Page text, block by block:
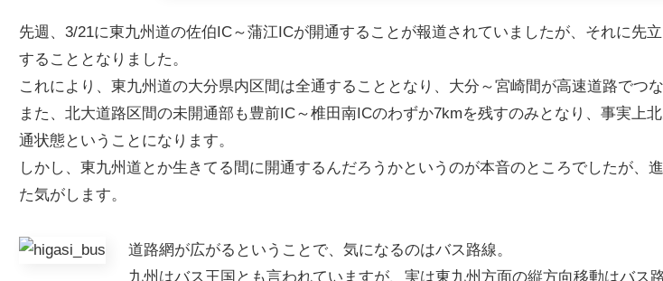
先週、3/21に東九州道の佐伯IC～蒲江ICが開通することが報道されていましたが、それに先
することとなりました。
これにより、東九州道の大分県内区間は全通することとなり、大分～宮崎間が高速道路でつな
また、北大道路区間の未開通部も豊前IC～椎田南ICのわずか7kmを残すのみとなり、事実上
通状態ということになります。
しかし、東九州道とか生きてる間に開通するんだろうかというのが本音のところでしたが、
た気がします。
道路網が広がるということで、気になるのはバス路線。
九州はバス王国とも言われていますが、実は東九州方面の縦方向移動はバス